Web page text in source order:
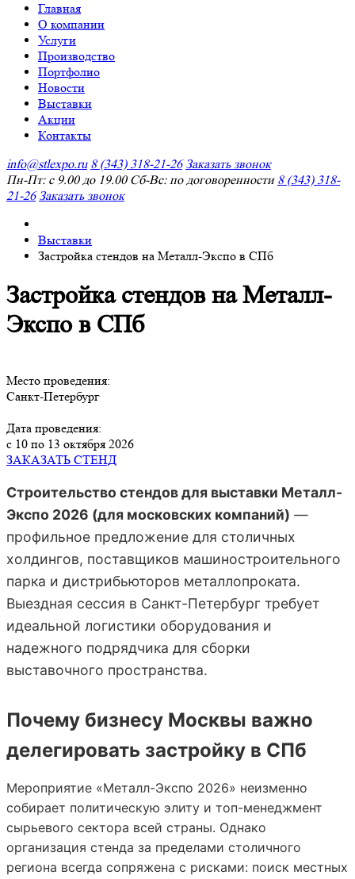
Главная
О компании
Услуги
Производство
Портфолио
Новости
Выставки
Акции
Контакты
info@stlexpo.ru 8 (343) 318-21-26 Заказать звонок
Пн-Пт: с 9.00 до 19.00 Сб-Вс: по договоренности 8 (343) 318-
21-26 Заказать звонок
Выставки
Застройка стендов на Металл-Экспо в СПб
Застройка стендов на Металл-
Экспо в СПб
Место проведения:
Санкт-Петербург
Дата проведения:
с 10 по 13 октября 2026
ЗАКАЗАТЬ СТЕНД
Строительство стендов для выставки Металл-
Экспо 2026 (для московских компаний) —
профильное предложение для столичных
холдингов, поставщиков машиностроительного
парка и дистрибьюторов металлопроката.
Выездная сессия в Санкт-Петербург требует
идеальной логистики оборудования и
надежного подрядчика для сборки
выставочного пространства.
Почему бизнесу Москвы важно
делегировать застройку в СПб
Мероприятие «Металл-Экспо 2026» неизменно
собирает политическую элиту и топ-менеджмент
сырьевого сектора всей страны. Однако
организация стенда за пределами столичного
региона всегда сопряжена с рисками: поиск местных